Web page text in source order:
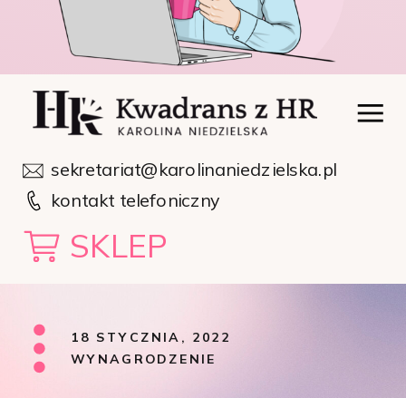
sekretariat@karolinaniedzielska.pl
kontakt telefoniczny
SKLEP
WYNAGRODZENIE
18 STYCZNIA, 2022